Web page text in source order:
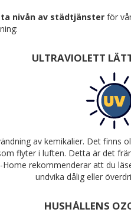
nivån av städtjänster för
ULTRAVIOLETT
av kemikalier. Det finns
flyter i luften. Detta är det
rekommenderar att du
undvika dålig eller
HUSHÅLLENS